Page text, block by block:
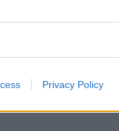
Privacy Policy